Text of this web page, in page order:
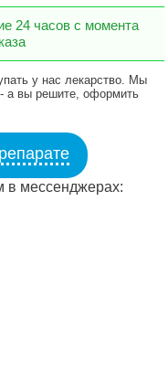
24 часов с момента
у нас лекарство. Мы
а вы решите, оформить
в мессенджерах: